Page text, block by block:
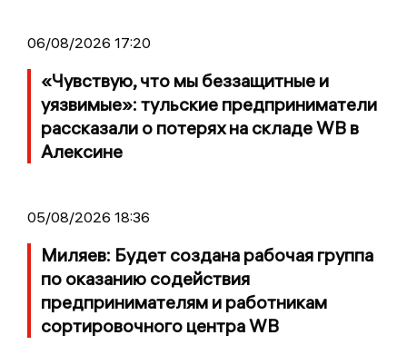
06/08/2026 17:20
«Чувствую, что мы беззащитные и
уязвимые»: тульские предприниматели
рассказали о потерях на складе WB в
Алексине
05/08/2026 18:36
Миляев: Будет создана рабочая группа
по оказанию содействия
предпринимателям и работникам
сортировочного центра WB